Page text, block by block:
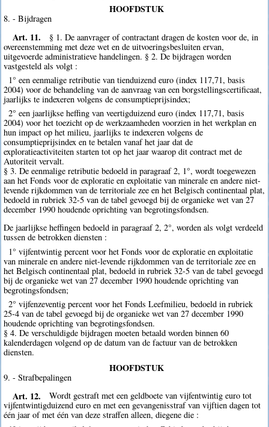
HOOFDSTUK
8. - Bijdragen
Art. 11.
§ 1. De aanvrager of contractant dragen de kosten voor de, in
overeenstemming met deze wet en de uitvoeringsbesluiten ervan,
uitgevoerde administratieve handelingen. § 2. De bijdragen worden
vastgesteld als volgt :
1° een eenmalige retributie van tienduizend euro (index 117,71, basis
2004) voor de behandeling van de aanvraag van een borgstellingscertificaat,
jaarlijks te indexeren volgens de consumptieprijsindex;
2° een jaarlijkse heffing van veertigduizend euro (index 117,71, basis
2004) voor het toezicht op de werkzaamheden voorzien in het werkplan en
hun impact op het milieu, jaarlijks te indexeren volgens de
consumptieprijsindex en te betalen vanaf het jaar dat de
exploratieactiviteiten starten tot op het jaar waarop dit contract met de
Autoriteit vervalt.
§ 3. De eenmalige retributie bedoeld in paragraaf 2, 1°, wordt toegewezen
aan het Fonds voor de exploratie en exploitatie van minerale en andere niet-
levende rijkdommen van de territoriale zee en het Belgisch continentaal plat,
bedoeld in rubriek 32-5 van de tabel gevoegd bij de organieke wet van 27
december 1990 houdende oprichting van begrotingsfondsen.
De jaarlijkse heffingen bedoeld in paragraaf 2, 2°, worden als volgt verdeeld
tussen de betrokken diensten :
1° vijfentwintig percent voor het Fonds voor de exploratie en exploitatie
van minerale en andere niet-levende rijkdommen van de territoriale zee en
het Belgisch continentaal plat, bedoeld in rubriek 32-5 van de tabel gevoegd
bij de organieke wet van 27 december 1990 houdende oprichting van
begrotingsfondsen;
2° vijfenzeventig percent voor het Fonds Leefmilieu, bedoeld in rubriek
25-4 van de tabel gevoegd bij de organieke wet van 27 december 1990
houdende oprichting van begrotingsfondsen.
§ 4. De verschuldigde bijdragen moeten betaald worden binnen 60
kalenderdagen volgend op de datum van de factuur van de betrokken
diensten.
HOOFDSTUK
9. - Strafbepalingen
Art. 12.
Wordt gestraft met een geldboete van vijfentwintig euro tot
vijfentwintigduizend euro en met een gevangenisstraf van vijftien dagen tot
één jaar of met één van deze straffen alleen, diegene die :